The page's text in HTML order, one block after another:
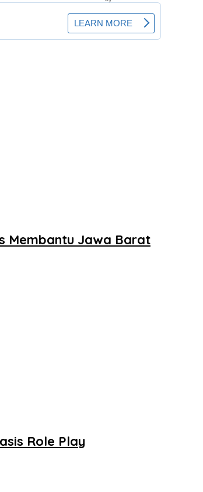
Membantu Jawa Barat
Role Play